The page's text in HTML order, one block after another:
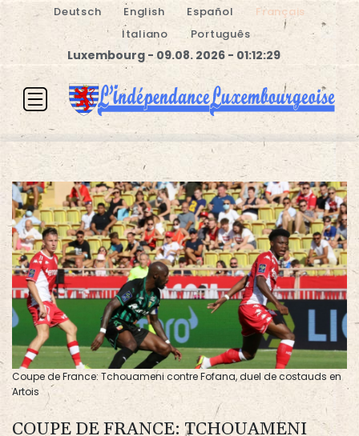
Deutsch English Español
Français
Italiano
Português
Luxembourg - 09.08. 2026 - 01:12:30
Coupe de France: Tchouameni contre Fofana, duel de costauds en
Artois
COUPE DE FRANCE: TCHOUAMENI